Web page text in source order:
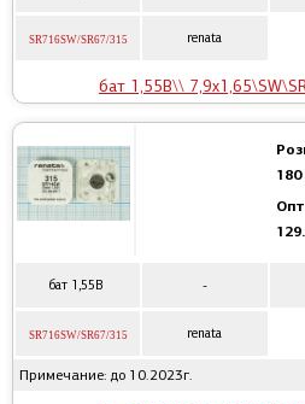
SR716SW/SR67/315 renata
бат 1,55В\\
бат 1,55В -
SR716SW/SR67/315 renata
Примечание: до 10.2023г.
180